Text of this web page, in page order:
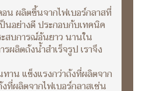
น ผลิตขึ้นจากไฟเบอร์กลาสที่
นอย่างดี ประกอบกับเทคนิค
สบการณ์อันยาว นานใน
ผลิตถังน้ำสำเร็จรูป เราจึง
าน แข็งแรงกว่าถังที่ผลิตจาก
ผลิตจากไฟเบอร์กลาสเช่น